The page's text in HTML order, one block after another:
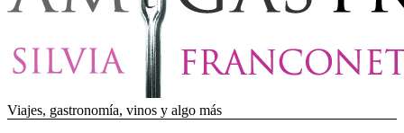
Viajes, gastronomía, vinos y algo más